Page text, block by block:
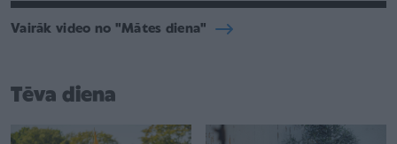
Vairāk video no "Mātes diena"
Tēva diena